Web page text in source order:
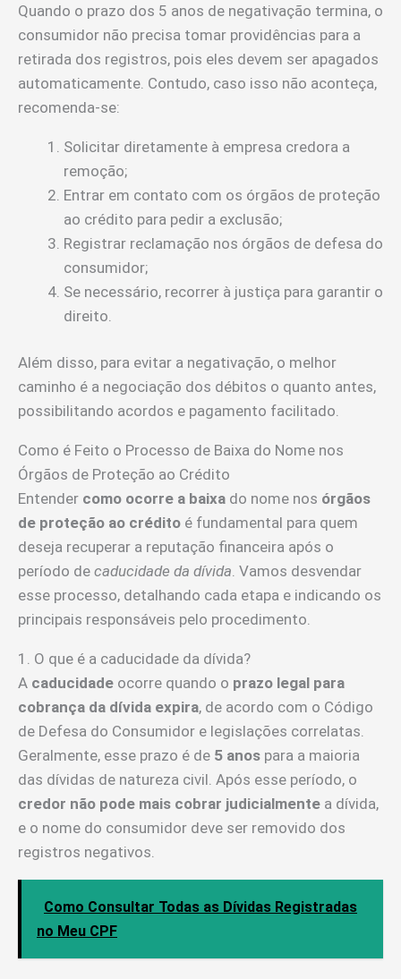
Quando o prazo dos 5 anos de negativação termina, o
consumidor não precisa tomar providências para a
retirada dos registros, pois eles devem ser apagados
automaticamente. Contudo, caso isso não aconteça,
recomenda-se:
Solicitar diretamente à empresa credora a
remoção;
Entrar em contato com os órgãos de proteção
ao crédito para pedir a exclusão;
Registrar reclamação nos órgãos de defesa do
consumidor;
Se necessário, recorrer à justiça para garantir o
direito.
Além disso, para evitar a negativação, o melhor
caminho é a negociação dos débitos o quanto antes,
possibilitando acordos e pagamento facilitado.
Como é Feito o Processo de Baixa do Nome nos
Órgãos de Proteção ao Crédito
Entender como ocorre a baixa do nome nos órgãos
de proteção ao crédito é fundamental para quem
deseja recuperar a reputação financeira após o
período de caducidade da dívida. Vamos desvendar
esse processo, detalhando cada etapa e indicando os
principais responsáveis pelo procedimento.
1. O que é a caducidade da dívida?
A caducidade ocorre quando o prazo legal para
cobrança da dívida expira, de acordo com o Código
de Defesa do Consumidor e legislações correlatas.
Geralmente, esse prazo é de 5 anos para a maioria
das dívidas de natureza civil. Após esse período, o
credor não pode mais cobrar judicialmente a dívida,
e o nome do consumidor deve ser removido dos
registros negativos.
Como Consultar Todas as Dívidas Registradas
no Meu CPF